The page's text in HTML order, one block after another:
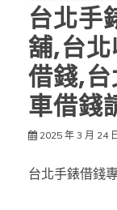
台北手
舖,台
借錢,
車借錢
2025 年 3 月 24 日
台北手錶借錢